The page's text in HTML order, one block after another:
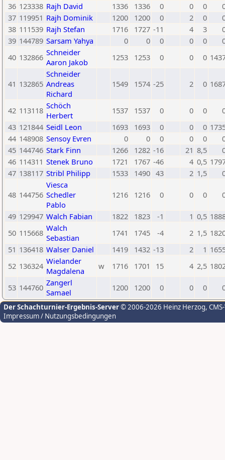
36 123338 Rajh David 1336 1336 0 0 0
37 119951 Rajh Dominik 1200 1200 0 2 0
38 111539 Rajh Stefan 1716 1727 -11 4 3
39 144789 Sarsam Yahya 0 0 0 0 0
40 132866 Schneider
Aaron Jakob
1253 1253 0 0 0
41 132865
Schneider
Andreas
Richard
1549 1574 -25 2 0
42 113118 Schöch
Herbert
1537 1537 0 0 0
43 121844 Seidl Leon 1693 1693 0 0 0
44 148908 Sensoy Evren 0 0 0 0 0
45 144746 Stark Finn 1266 1282 -16 21 8,5
46 114311 Stenek Bruno 1721 1767 -46 4 0,5
47 138117 Stribl Philipp 1533 1490 43 2 1,5
48 144756
Viesca
Schedler
Pablo
1216 1216 0 0 0
49 129947 Walch Fabian 1822 1823 -1 1 0,5
50 115668 Walch
Sebastian
1741 1745 -4 2 1,5
51 136418 Walser Daniel 1419 1432 -13 2 1
52 136324 Wielander
Magdalena
w 1716 1701 15 4 2,5
53 144760 Zangerl
Samael
1200 1200 0 0 0
Der Schachturnier-Ergebnis-Server© 2006-2026 Heinz Herzog,
Impressum / Nutzungsbedingungen